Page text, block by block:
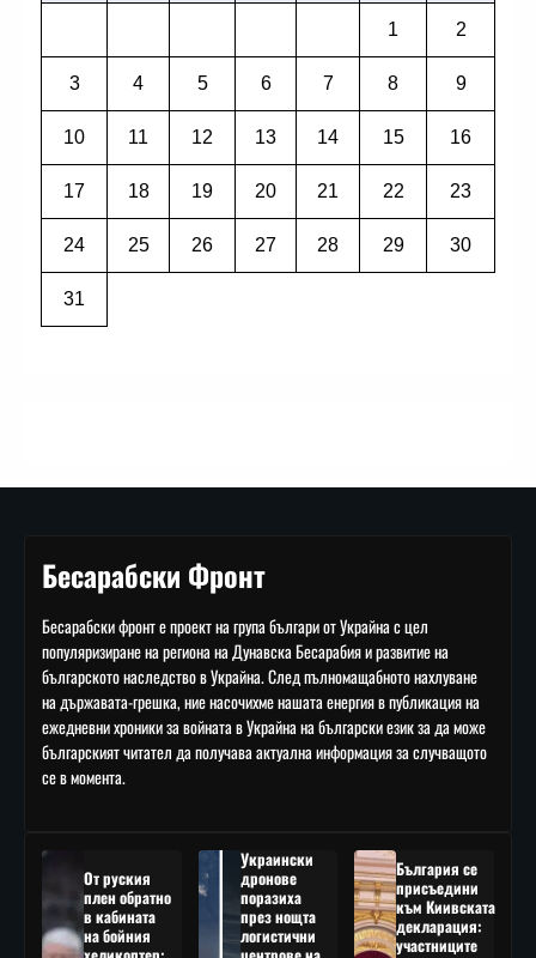
1 2
3 4 5 6 7 8 9
10 11 12 13 14 15 16
17 18 19 20 21 22 23
24 25 26 27 28 29 30
31
Бесарабски Фронт
Бесарабски фронт е проект на група българи от Украйна с цел
популяризиране на региона на Дунавска Бесарабия и развитие на
българското наследство в Украйна. След пълномащабното нахлуване
на държавата-грешка, ние насочихме нашата енергия в публикация на
ежедневни хроники за войната в Украйна на български език за да може
българският читател да получава актуална информация за случващото
се в момента.
От руския
плен обратно
в кабината
на бойния
Украински
дронове
поразиха
през нощта
логистични
България се
присъедини
към Киивската
декларация:
участниците